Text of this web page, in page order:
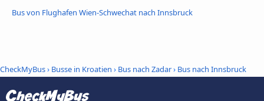
Bus von Flughafen Wien-Schwechat nach Innsbruck
CheckMyBus› Busse in Kroatien › Bus nach Zadar› Bus nach Innsbruck